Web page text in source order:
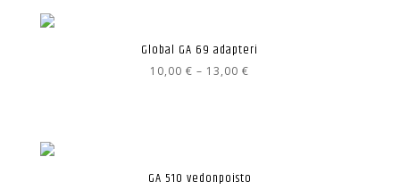
Global GA 69 adapteri
10,00€ – 13,00€
GA 510 vedonpoisto